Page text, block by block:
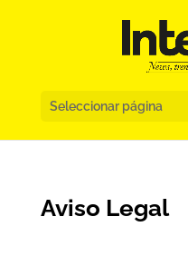
Seleccionar página
Aviso Legal